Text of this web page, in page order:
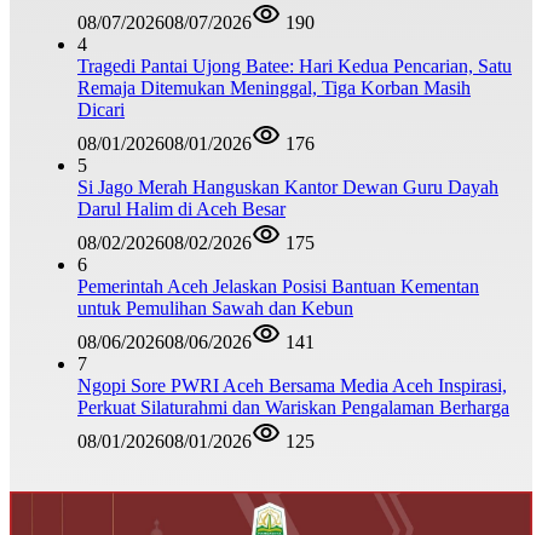
08/07/202608/07/2026
190
4
Tragedi Pantai Ujong Batee: Hari Kedua Pencarian, Satu
Remaja Ditemukan Meninggal, Tiga Korban Masih
Dicari
08/01/202608/01/2026
176
5
Si Jago Merah Hanguskan Kantor Dewan Guru Dayah
Darul Halim di Aceh Besar
08/02/202608/02/2026
175
6
Pemerintah Aceh Jelaskan Posisi Bantuan Kementan
untuk Pemulihan Sawah dan Kebun
08/06/202608/06/2026
141
7
Ngopi Sore PWRI Aceh Bersama Media Aceh Inspirasi,
Perkuat Silaturahmi dan Wariskan Pengalaman Berharga
08/01/202608/01/2026 125